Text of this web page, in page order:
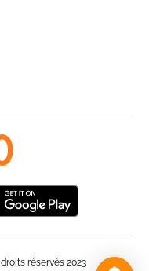
réservés 2023